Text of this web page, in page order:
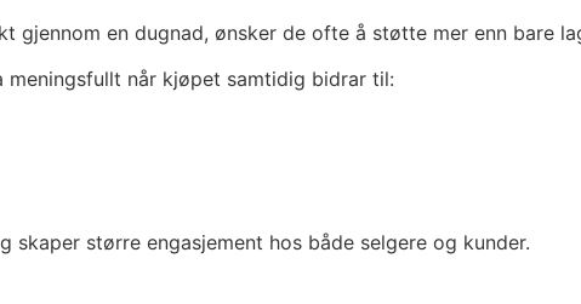
gjennom en dugnad, ønsker de ofte å støtte mer enn bare
meningsfullt når kjøpet samtidig bidrar til:
skaper større engasjement hos både selgere og kunder.